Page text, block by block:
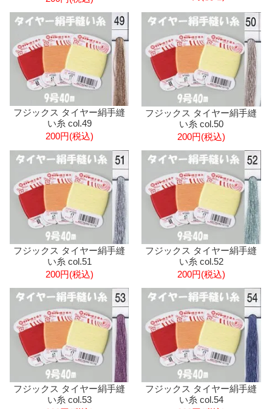
フジックス タイヤー絹手縫
い糸 col.49
200円(税込)
フジックス タイヤー絹手縫
い糸 col.50
200円(税込)
フジックス タイヤー絹手縫
い糸 col.51
200円(税込)
フジックス タイヤー絹手縫
い糸 col.52
200円(税込)
フジックス タイヤー絹手縫
い糸 col.53
フジックス タイヤー絹手縫
い糸 col.54